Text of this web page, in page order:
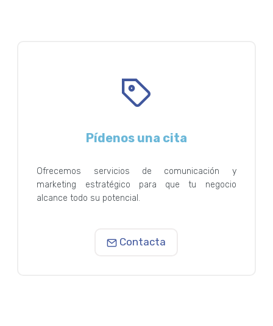
Pídenos una cita
Ofrecemos servicios de comunicación y
marketing estratégico para que tu negocio
alcance todo su potencial.
Contacta